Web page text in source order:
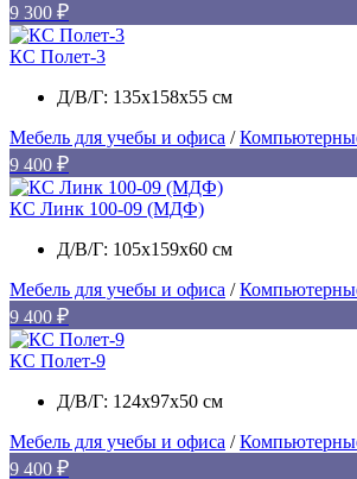
9 300
КС Полет-3
Д/В/Г: 135х158х55 см
Мебель для учебы и офиса /
9 400
КС Линк 100-09 (МДФ)
Д/В/Г: 105х159х60 см
Мебель для учебы и офиса /
9 400
КС Полет-9
Д/В/Г: 124х97х50 см
Мебель для учебы и офиса /
9 400